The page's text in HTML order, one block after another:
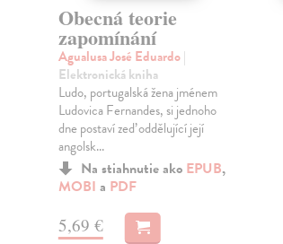
Obecná teorie
zapomínání
Agualusa José Eduardo|
Elektronická kniha
Ludo, portugalská žena jménem
Ludovica Fernandes, si jednoho
dne postaví zeď oddělující její
angolsk...
Na stiahnutie ako EPUB,
MOBI a PDF
5,69 €